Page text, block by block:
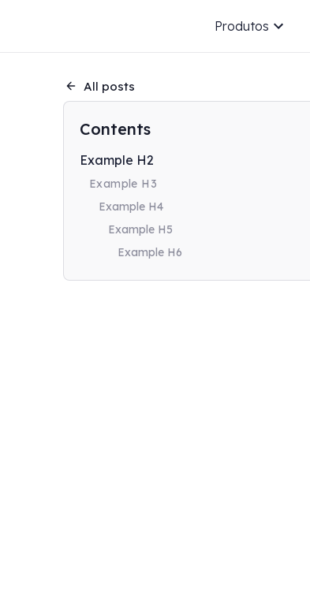
Produtos
All posts
Contents
Example H2
Example H3
Example H4
Example H5
Example H6